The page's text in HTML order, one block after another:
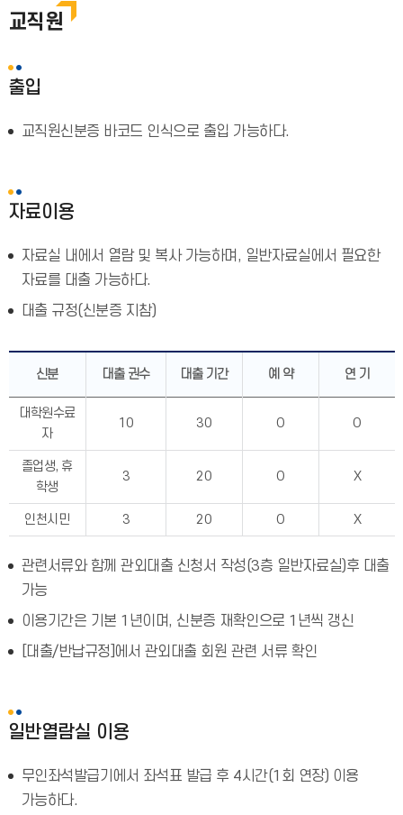
교직원
출입
교직원신분증 바코드 인식으로 출입 가능하다.
자료이용
자료실 내에서 열람 및 복사 가능하며, 일반자료실에서 필요한
자료를 대출 가능하다.
대출 규정(신분증 지참)
신분 대출 권수 대출 기간 예 약 연 기
대학원수료
자
10 30 O O
졸업생, 휴
학생
3 20 O X
인천시민 3 20 O X
관련서류와 함께 관외대출 신청서 작성(3층 일반자료실)후 대출
가능
이용기간은 기본 1년이며, 신분증 재확인으로 1년씩 갱신
[대출/반납규정]에서 관외대출 회원 관련 서류 확인
일반열람실 이용
무인좌석발급기에서 좌석표 발급 후 4시간(1회 연장) 이용
가능하다.